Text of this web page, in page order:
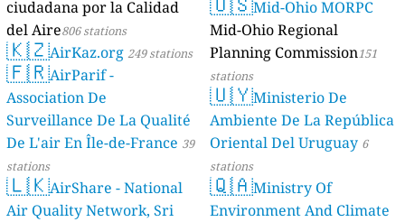
ciudadana por la Calidad
del Aire806 stations
🇰🇿AirKaz.org 249 stations
🇫🇷AirParif -
Association De
Surveillance De La Qualité
De L'air En Île-de-France 39
stations
🇱🇰AirShare - National
Air Quality Network, Sri
Mid-Ohio MORPC
Mid-Ohio Regional
Planning Commission151
stations
🇺🇾Ministerio De
Ambiente De La República
Oriental Del Uruguay 6
stations
🇶🇦Ministry Of
Environment And Climate